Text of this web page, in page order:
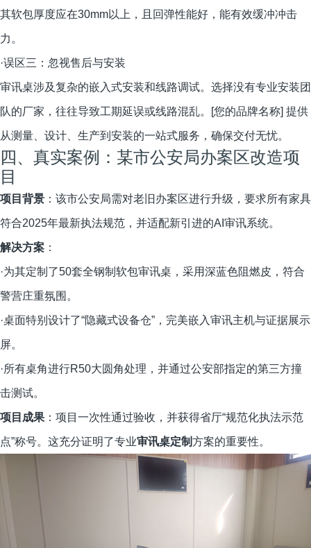
其软包厚度应在30mm以上，且回弹性能好，能有效缓冲冲击
力。
·误区三：忽视售后与安装
审讯桌涉及复杂的嵌入式安装和线路调试。选择没有专业安装团
队的厂家，往往导致工期延误或线路混乱。[您的品牌名称] 提供
从测量、设计、生产到安装的一站式服务，确保交付无忧。
四、真实案例：某市公安局办案区改造项
目
项目背景 ：该市公安局需对老旧办案区进行升级，要求所有家具
符合2025年最新执法规范，并适配新引进的AI审讯系统。
解决方案 ：
·为其定制了50套全钢制软包审讯桌，采用深蓝色阻燃皮，符合
警营庄重氛围。
·桌面特别设计了“隐藏式设备仓”，完美嵌入审讯主机与证据展示
屏。
·所有桌角进行R50大圆角处理，并通过公安部指定的第三方撞
击测试。
项目成果 ：项目一次性通过验收，并获得省厅“规范化执法示范
点”称号。这充分证明了专业审讯桌定制方案的重要性。